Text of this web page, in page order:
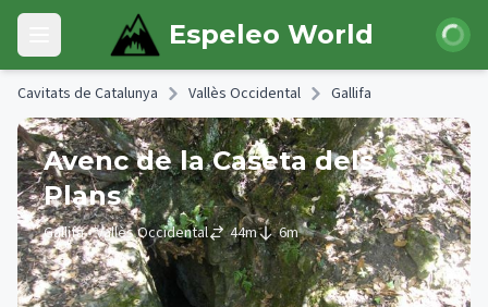
Skip to main content
Open main menu Espeleo World Iniciar
Cavitats de Catalunya Vallès Occidental Gallifa
Avenc de la Caseta dels
Plans
Gallifa• Vallès Occidental 44m 6m